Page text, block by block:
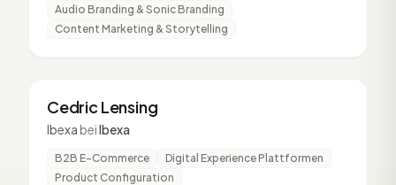
Audio Branding & Sonic Branding
Content Marketing & Storytelling
CL
Cedric Lensing
Ibexa beiIbexa
B2B E-Commerce
Digital Experience Plattformen
Product Configuration